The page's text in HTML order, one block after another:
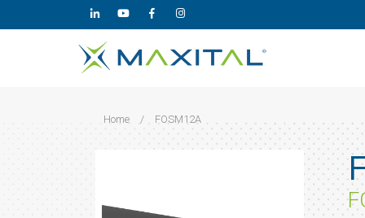
Home / FOSM12A